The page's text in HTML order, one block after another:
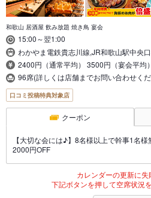
和歌山 居酒屋 飲み放題 焼き鳥 宴会
15:00～翌1:00
わかやま電鉄貴志川線,JR和歌山駅中央
2400円（通常平均） 3500円（宴会平均）
96席(詳しくは店舗までお問い合わせく
口コミ投稿特典対象店
クーポン
【大切な会には♪】8名様以上で幹事1名
2000円OFF
カレンダーの更新に失
下記ボタンを押して空席状況